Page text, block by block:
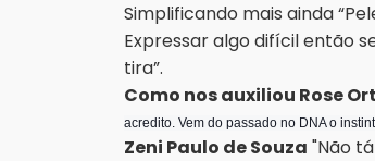
Simplificando mais ainda
Expressar algo difícil então
tira”.
Como nos auxiliou Rose
acredito. Vem do passado no DNA o
Zeni Paulo de Souza "Não